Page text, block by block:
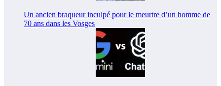
Un ancien braqueur inculpé pour le meurtre d’un homme de
70 ans dans les Vosges